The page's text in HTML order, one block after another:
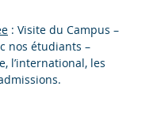
: Visite du Campus –
nos étudiants –
l’international, les